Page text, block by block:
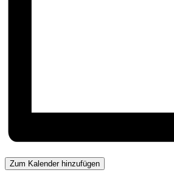
Zum Kalender hinzufügen